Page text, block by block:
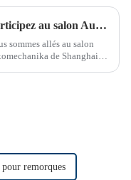
Participez au salon Automechanika de Shanghai
sommes allés au salon
de Shanghai
pour remorques